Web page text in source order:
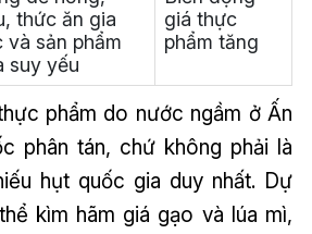
thức ăn gia
và sản phẩm
suy yếu
giá thực
phẩm tăng
phẩm do nước ngầm ở Ấn
phân tán, chứ không phải là
hụt quốc gia duy nhất. Dự
kìm hãm giá gạo và lúa mì,